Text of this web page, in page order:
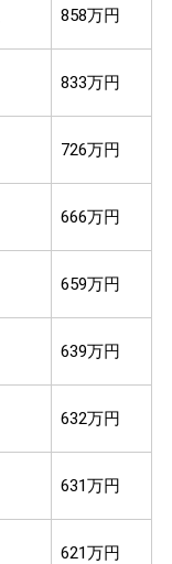
858万円
833万円
726万円
666万円
659万円
639万円
632万円
631万円
621万円